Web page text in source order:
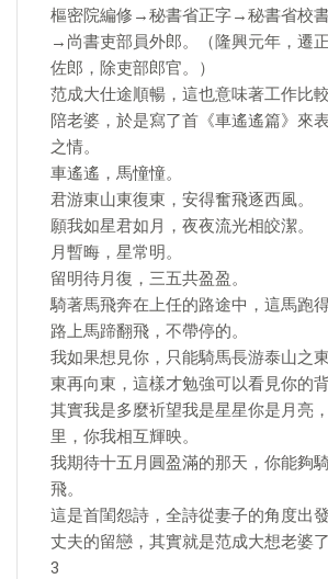
樞密院編修→秘書省正字→秘書省校
→尚書吏部員外郎。（隆興元年，遷
佐郎，除吏部郎官。）
范成大仕途順暢，這也意味著工作比
陪老婆，於是寫了首《車遙遙篇》來
之情。
車遙遙，馬憧憧。
君游東山東復東，安得奮飛逐西風。
願我如星君如月，夜夜流光相皎潔。
月暫晦，星常明。
留明待月復，三五共盈盈。
騎著馬飛奔在上任的路途中，這馬跑
路上馬蹄翻飛，不帶停的。
我如果想見你，只能騎馬長游泰山之
東再向東，這樣才勉強可以看見你的背
其實我是多麼祈望我是星星你是月亮
里，你我相互輝映。
我期待十五月圓盈滿的那天，你能夠
飛。
這是首閨怨詩，全詩從妻子的角度出
丈夫的留戀，其實就是范成大想老婆了
3